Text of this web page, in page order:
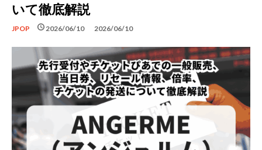
いて徹底解説
JPOP schedule 2026/06/10
schedule 2026/06/10